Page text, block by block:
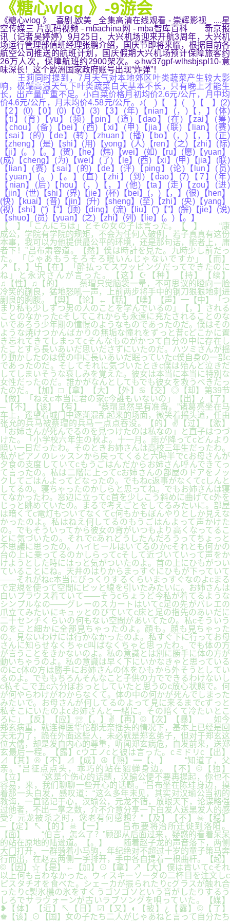
《糖心vlog 》-9游会
《糖心vlog 》_喜剧,欧美 _全集高清在线观看 - 崇辉影视_ ...,星
空传媒三 片乱码视频 - mbachina网 - mba智库百科 新京报
讯（记者吴婷婷）9月25日，大兴机场迎来开航3周年，大兴机
场运行管理部值班经理张鹏介绍，国庆节即将来临，根据目前各
航空公司推送的航班计划，国庆假期大兴机场预计保障旅客约
26万人次，保障航班约2900架次。☼hw37gpf-wlhsbjspl10-意
味深长！这个欧洲国家政府账号出现“炸弹”！
王莉同时提到，7月天气对本地郊区叶类蔬菜产生较大影
响，极端高温天气下叶类蔬菜白天基本不长，只有晚上才能生
长，出产量严重不足。小白菜价格月初均价2.6元/公斤，月中均
价4.6元/公斤，月末均价4.58元/公斤。♪( )【 】( )【 】(2)
【2】(0)【0】(0)【0】(3)【3】(年)【nian】(，)【，】(体)
【ti】(育)【yu】(频)【pin】(道)【dao】(在)【zai】(筹)
【chou】(备)【bei】(西)【xi】(甲)【jia】(联)【lian】(赛)
【sai】(的)【de】(转)【zhuan】(播)【bo】(，)【，】(正)
【zheng】(是)【shi】(用)【yong】(人)【ren】(之)【zhi】(际)
【ji】(。)【。】(贺)【he】(炜)【wei】(如)【ru】(愿)【yuan】
(成)【cheng】(为)【wei】(了)【le】(西)【xi】(甲)【jia】(联)
【lian】(赛)【sai】(的)【de】(评)【ping】(论)【lun】(员)
【yuan】(。)【。】(直)【zhi】(到)【dao】(7)【7】(年)
【nian】(后)【hou】(，)【，】(他)【ta】(走)【zou】(进)
【jin】(世)【shi】(界)【jie】(杯)【bei】(，)【，】(很)【hen】
(快)【kuai】(晋)【jin】(升)【sheng】(至)【zhi】(央)【yang】
(视)【shi】(“)【“】(顶)【ding】(流)【liu】(”)【”】(解)【jie】(说)
【shuo】(员)【yuan】(之)【zhi】(列)【lie】(。)【。】
【 】「こんにちは」とその女の子は言った。【 】 “康
成公，学院有学院的规矩，不会为任何人破例，若子真真有这份
本事，我可以为他提供最公平的环境，还是那句话，能者上，庸
者下！”吕布肃容道。【然】僕は時計を見た。九時少し前だっ
た。「じゃあもうそろそろ眠いんじゃないですか」【而】
↗【，】卐【在】「酔払ってスワッピングだってできたのに
ね」と永沢さんが言った。【这】☪【种】【持】【续】
♫【性】♫【的】 蔡瑁只觉脑袋一晕，不可思议的瞪向一脸
冷笑的蒯良，猛地怒吼一声，上前两步将手中的钢刀狠狠地刺进
蒯良的胸腹。【舆】【论】←【聒】【噪】【声】━【中】「つ
まり私も少しずつ男の人のことを学んでいるの」【，】される
ことのなかったcそしてこれからも永遠に充たされることのな
いであろう少年期の憧憬のようなものであったのだ。僕はその
ような焼けつかんばかりの無垢な憧れをずっと昔cどこかに置
き忘れてきてしまってcそんなものがかつて自分の中に存在し
たことすら長いあいだ思いださずにいたのだ。ハツミさんが揺
り動かしたのは僕の中に長いあいだ眠っていたc僕自身の一部c
であったのだ。そしてそれに気づいたときc僕は殆んど泣きだ
してしまいそうな哀しみを覚えた。彼女は本当に本当に特別な
女性だったのだ。誰かがなんとしてもでも彼女を救うべきだっ
たのだ。【加】□【拿】【大】【外】♋【交】◎【却】第39节
【做】「ねえc本当に君の家c今誰もいないの」【出】¿【了】
─【不】【该】【有】 “蔡瑁显然早有准备。”诸葛亮坐在马
车上，遥望着城门中逐渐混乱起来的场面，微笑着摇头道，任由
张允的兵马被蔡瑁的兵马一点点吞没。【的】✌【过】【激】
「お姉さんが死んでるのを見つけたのは私なの」と直子はつづ
けた。「小学校六年生の秋よ。十一月。雨が降ってcどんより
暗い一日だったわ。そのときお姉さんは高校三年生だったわ。
私がピアノのレッスンから戻ってくると六時半でcお母さんが
夕食の支度していてcもうごはんだからお姉さん呼んできてっ
て言ったの。私は二階に上ってcお姉さんの部屋のドアをノッ
クしてごはんよってどなったの。でもねc返事がなくてcしんと
してるの。寝ちゃったのかしらと思ってね。でもお姉さんは寝
てなかったわ。窓辺に立ってc首を少しこう斜めに曲げてc外を
じっと眺めていたの。まるで考えごとをしてるみたいに。部屋
は暗くてc電灯もついてなくてc何もかもぼんやりとしか見えな
かったのよ。私はねえ何してるのもうごはんよって声かけた
の。でもそういってから彼女の背がいつもより高くなってるこ
とに気づいたの。それでcあれどうしたんだろうってちょっと
不思議に思ったの。ハイヒールはいてるのかcそれとも何かの
台の上に乗ってるのかしらってcそして近づいていって声をか
けようとした時にはっと気がついたのよ。首の上にひもがつい
ていることにね。天井のはりからまっすぐにひもが下っていて
――それがねc本当にびっくりするくらいまっすぐなのよcまる
で定規を使って空間にピッと線を引いたみたいに。お姉さんは
白いブラウス着ていて――そうcちょうど今私が着てるような
シンプルなの――グレーのスカートはいてc足の先がバレエの
爪立てみたいにキュッとのびていてc床と足の指先のあいだに
二十センチくらいの何もない空間があいてたの。私cそういう
のをこと細かに全部見ちゃったのよ。顔も。顔も見ちゃった
の。見ないわけには行かなかったのよ。私すぐ下に行ってお母
さんに知らせなくちゃc叫ばなくちゃと思ったわ。でも体の方
が言うことをきかないのよ。私の意識とは別に勝手に体の方が
動いちゃうのよ。私の意識は早く下にいかなきゃと思っている
のにc体の方は勝手にお姉さんの体をひもから外そうとしてい
るのよ。でももちろんそんなこと子供の力でできるわけないし
c私そこで五c六分ぼおっとしていたと思うのc放心状態で。何
が何やらわけがわからなくて。体の中の何かが死んでしまった
みたいで。お母さんが何してるのよって見に来るまでcずっと
私そこにいたのよcお姉さんと一緒に。その暗くて冷たいとこ
ろに」【反】【应】☏【，】✌【再】©【次】【暴】 如今
郑玄病重，就连神医华佗都无奈摇头的情况下，基本上已经是回
天无力了，跪在外面这些人，未必就是郑玄弟子，但对于郑玄这
位大儒，却是发自内心的尊重，听闻郑玄病危，自发前来，送郑
玄最后一程。【露】cウエノcと彼は言った。cミドリc【出】
⊿【其】®【不】⊿【成】☮【熟】━【、】 “知道了，父
亲。”吕征点点头，乖巧的站在貂蝉身边。【不】©【独】
【立】 “这是个伤心的话题，汉瑜公便不要再提起，你也不
容易，来，我们聊聊一些开心的话题。”吕布坐在陈珪身边，摸
着那一头白发，感叹道：“这么多年未见，其实对汉瑜公当初的
教诲，一直铭记于心，汉瑜公，元龙不错，放眼天下，论谋略强
过他者，不出一掌之数，介不介意分享一下白发人送黑发人的感
受？元龙被杀之时，您老有何感想？”【及】【不】☠【稳】
─【定】↖【的】☠【一】 吕布要将治所迁徙到洛阳。
【面】 “伯言，怎么了？”顾邵从后面过来，疑惑的看着呆呆
的站在原地的陆逊道。【。】 随着赵子龙的声音落下，两侧
大门打开，一群骑着小马驹，年纪绝对不超过十岁的童子策马奔
行而出，在赵云两侧一字排开，手中各自提着一根曲杆。【起】
©【因】☆【是】←【加】⊙【拿】↗【大】僕は肯いてcそれ
以上何も言わなかった。ウィスキーソーダの二杯目を注文しc
ピスタチオを食べた。シェーカが振られたりcグラスが触れ合
ったりc製氷機の氷をすくうゴソゴソという音がしたりするう
しろでサラヴォーンが古いラブソングを唄っていた。【媒】
❥【体】【近】↖【日】☑【又】◐【披】¿【露】©【了】
♚【该】⊙【国】女の子たち二人がじゃあねと言って自分たち